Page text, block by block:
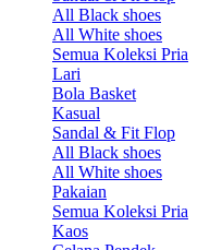
All Black shoes
All White shoes
Semua Koleksi Pria
Lari
Bola Basket
Kasual
Sandal & Fit Flop
All Black shoes
All White shoes
Pakaian
Semua Koleksi Pria
Kaos